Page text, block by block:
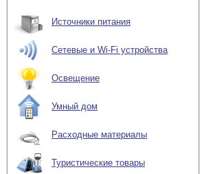
Источники питания
Сетевые и Wi-Fi устройства
Освещение
Умный дом
Расходные материалы
Туристические товары